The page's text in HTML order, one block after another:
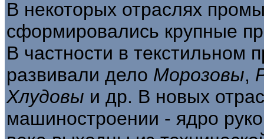
В некоторых отраслях
сформировались крупные
В частности в текстильном
развивали дело Морозовы,
Хлудовы и др. В новых
машиностроении - ядро